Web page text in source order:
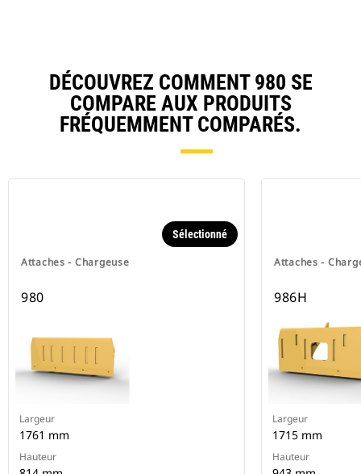
DÉCOUVREZ COMMENT 980 SE
COMPARE AUX PRODUITS
FRÉQUEMMENT COMPARÉS.
Attaches - Chargeuse
Sélectionné
980
Largeur
1761 mm
Hauteur
Attaches -
986H
Largeur
1715 mm
Hauteur